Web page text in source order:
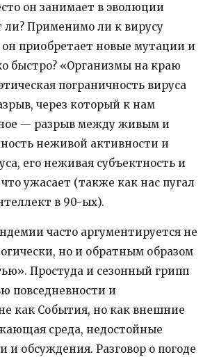
он занимает в эволюции
ли? Применимо ли к вирусу
он приобретает новые мутации и
быстро? «Организмы на краю
пограничность вируса
через который к нам
— разрыв между живым и
неживой активности и
его неживая субъектность и
ужасает (также как нас пугал
в 90-ых).
часто аргументируется не
но и обратным образом
Простуда и сезонный грипп
повседневности и
как События, но как внешние
среда, недостойные
и обсуждения. Разговор о погоде